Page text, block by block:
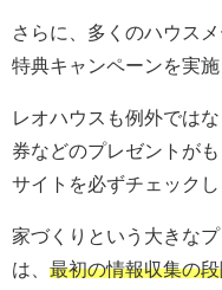
さらに、多くのハウス
特典キャンペーンを実施
レオハウスも例外では
券などのプレゼントが
サイトを必ずチェックし
家づくりという大きな
は、 最初の情報収集の